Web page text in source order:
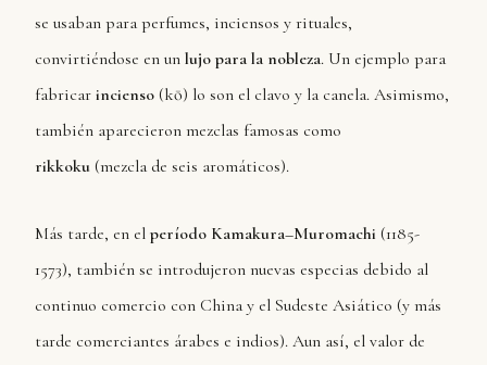
se usaban para perfumes, inciensos y rituales,
convirtiéndose en un lujo para la nobleza. Un ejemplo para
fabricar incienso (kō) lo son el clavo y la canela. Asimismo,
también aparecieron mezclas famosas como
rikkoku (mezcla de seis aromáticos).
Más tarde, en el período Kamakura–Muromachi (1185-
1573), también se introdujeron nuevas especias debido al
continuo comercio con China y el Sudeste Asiático (y más
tarde comerciantes árabes e indios). Aun así, el valor de